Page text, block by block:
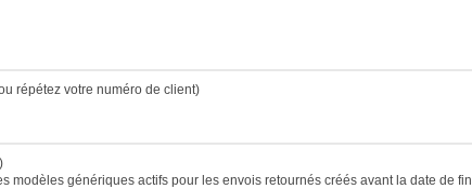
répétez votre numéro de client)
modèles génériques actifs pour les envois retournés créés avant la date de fin